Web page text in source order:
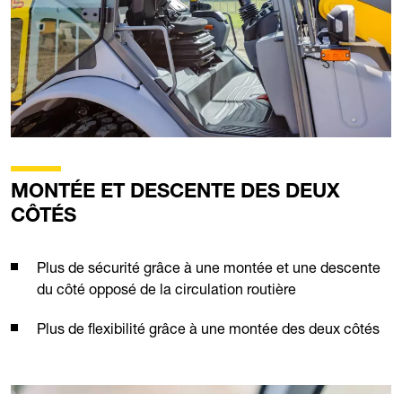
MONTÉE ET DESCENTE DES DEUX
CÔTÉS
Plus de sécurité grâce à une montée et une descente
du côté opposé de la circulation routière
Plus de flexibilité grâce à une montée des deux côtés